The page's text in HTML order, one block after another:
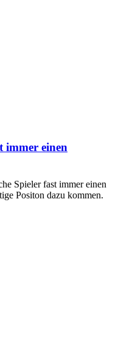
immer einen
Spieler fast immer einen
Positon dazu kommen.